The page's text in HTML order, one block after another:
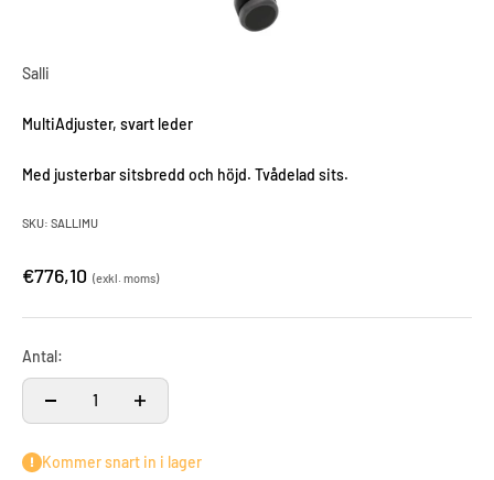
Salli
MultiAdjuster, svart leder
Med justerbar sitsbredd och höjd. Tvådelad sits.
SKU: SALLIMU
€776,10 (exkl. moms)
Antal:
Kommer snart in i lager